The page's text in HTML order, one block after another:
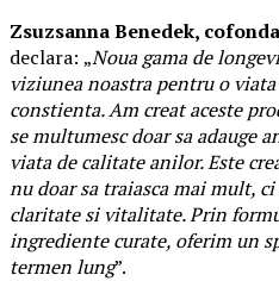
Zsuzsanna Benedek,
declara: „Noua gama de
viziunea noastra pentru o
constienta. Am creat aceste
se multumesc doar sa adauge
viata de calitate anilor. Este
nu doar sa traiasca mai mult,
claritate si vitalitate. Prin
ingrediente curate, oferim un
termen lung”.